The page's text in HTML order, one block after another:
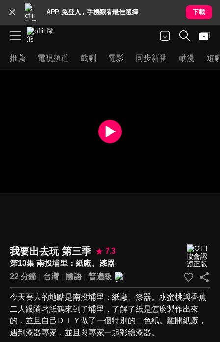
APP 免登入，手機觀看最佳選擇 下載
推薦 電視頻道 戲劇 電影 同步新番 動漫 短
我要出去玩 第三季
7.3
第13集 南投埔里：紙廠、漆器
22 分鐘
台灣 國語 普遍級
今天要去的地點是南投埔里：紙廠、漆器。水蜜桃與香蕉
二人跟隨著紙鶴來到了埔里，了解了紙是怎麼製作出來
的，並且自己ＤＩＹ做了一個特別的二色紙。離開紙廠，
遇到漆器專家，並且與專家一起彩繪漆器。